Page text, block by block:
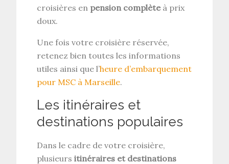
croisières en pension complèteà prix
doux.
Une fois votre croisière réservée,
retenez bien toutes les informations
utiles ainsi que l’heure d’embarquement
pour MSC à Marseille.
Les itinéraires et
destinations populaires
Dans le cadre de votre croisière,
plusieursitinéraires et destinations